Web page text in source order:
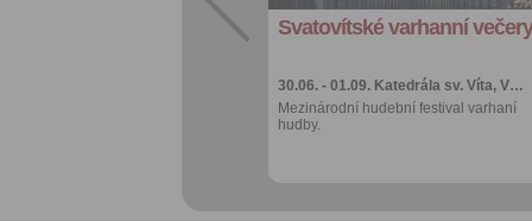
Svatovítské varhanní večery
30.06. - 01.09. Katedrála sv. Víta, V…
Mezinárodní hudební festival varhaní
hudby.
Více výhod pro